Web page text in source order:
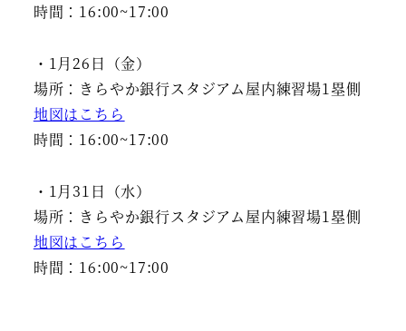
時間：16:00~17:00
・1月26日（金）
場所：きらやか銀行スタジアム屋内練習場1塁側
地図はこちら
時間：16:00~17:00
・1月31日（水）
場所：きらやか銀行スタジアム屋内練習場1塁側
地図はこちら
時間：16:00~17:00